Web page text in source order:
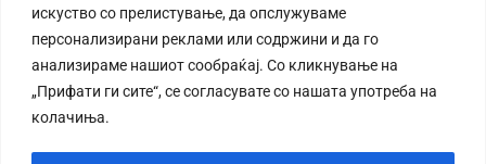
искуство со прелистување, да опслужуваме
персонализирани реклами или содржини и да го
анализираме нашиот сообраќај. Со кликнување на
„Прифати ги сите“, се согласувате со нашата употреба на
колачиња.